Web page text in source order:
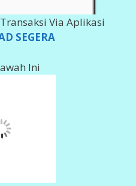
Via Aplikasi
SEGERA
Ini